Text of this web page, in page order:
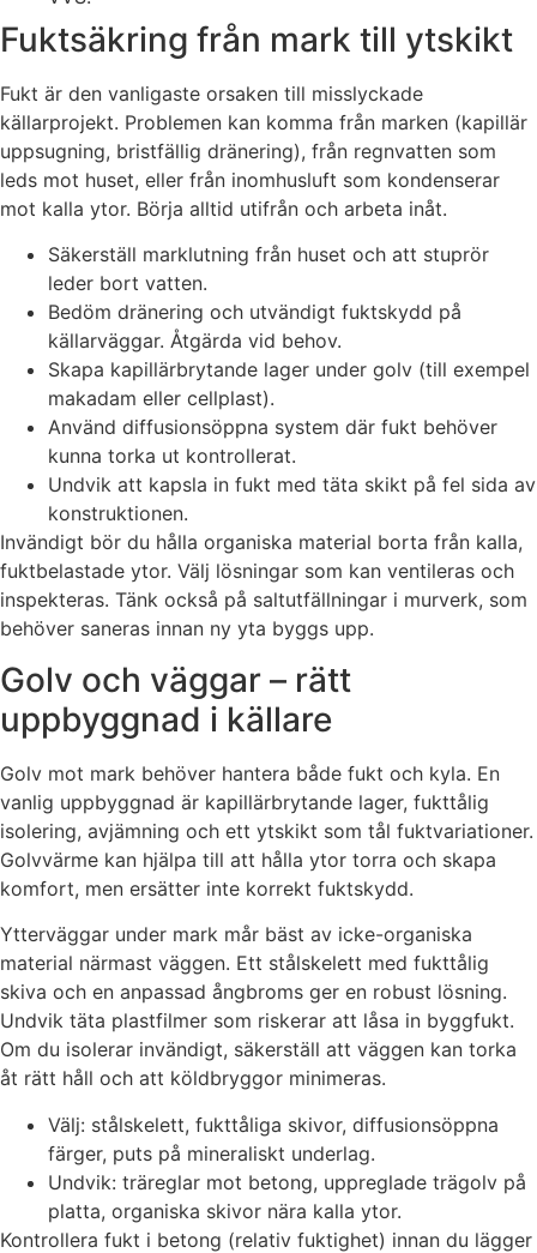
Fuktsäkring från mark till ytskikt
Fukt är den vanligaste orsaken till misslyckade
källarprojekt. Problemen kan komma från marken (kapillär
uppsugning, bristfällig dränering), från regnvatten som
leds mot huset, eller från inomhusluft som kondenserar
mot kalla ytor. Börja alltid utifrån och arbeta inåt.
Säkerställ marklutning från huset och att stuprör
leder bort vatten.
Bedöm dränering och utvändigt fuktskydd på
källarväggar. Åtgärda vid behov.
Skapa kapillärbrytande lager under golv (till exempel
makadam eller cellplast).
Använd diffusionsöppna system där fukt behöver
kunna torka ut kontrollerat.
Undvik att kapsla in fukt med täta skikt på fel sida av
konstruktionen.
Invändigt bör du hålla organiska material borta från kalla,
fuktbelastade ytor. Välj lösningar som kan ventileras och
inspekteras. Tänk också på saltutfällningar i murverk, som
behöver saneras innan ny yta byggs upp.
Golv och väggar – rätt
uppbyggnad i källare
Golv mot mark behöver hantera både fukt och kyla. En
vanlig uppbyggnad är kapillärbrytande lager, fukttålig
isolering, avjämning och ett ytskikt som tål fuktvariationer.
Golvvärme kan hjälpa till att hålla ytor torra och skapa
komfort, men ersätter inte korrekt fuktskydd.
Ytterväggar under mark mår bäst av icke-organiska
material närmast väggen. Ett stålskelett med fukttålig
skiva och en anpassad ångbroms ger en robust lösning.
Undvik täta plastfilmer som riskerar att låsa in byggfukt.
Om du isolerar invändigt, säkerställ att väggen kan torka
åt rätt håll och att köldbryggor minimeras.
Välj: stålskelett, fukttåliga skivor, diffusionsöppna
färger, puts på mineraliskt underlag.
Undvik: träreglar mot betong, uppreglade trägolv på
platta, organiska skivor nära kalla ytor.
Kontrollera fukt i betong (relativ fuktighet) innan du lägger